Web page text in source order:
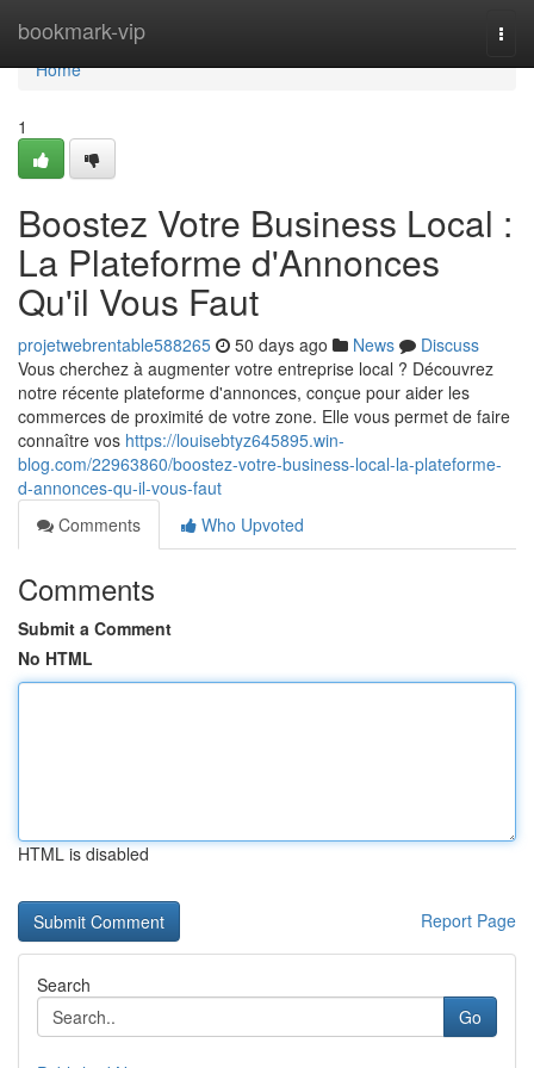
bookmark-vip
Home
Home
1
Boostez Votre Business Local :
La Plateforme d'Annonces
Qu'il Vous Faut
projetwebrentable588265 50 days ago News
Discuss
Vous cherchez à augmenter votre entreprise local ? Découvrez
notre récente plateforme d'annonces, conçue pour aider les
commerces de proximité de votre zone. Elle vous permet de faire
connaître vos https://louisebtyz645895.win-
blog.com/22963860/boostez-votre-business-local-la-plateforme-
d-annonces-qu-il-vous-faut
Comments
Who Upvoted
Comments
Submit a Comment
No HTML
HTML is disabled
Report Page
Search
Go